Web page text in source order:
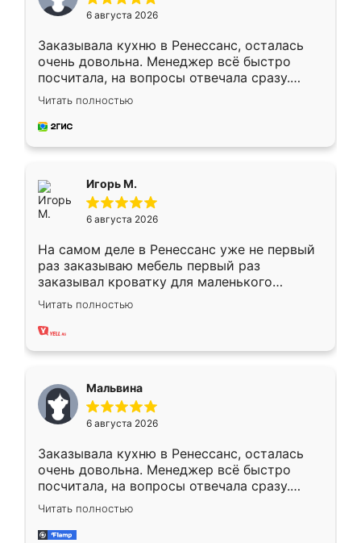
6 августа 2026
Заказывала кухню в Ренессанс, осталась
очень довольна. Менеджер всё быстро
посчитала, на вопросы отвечала сразу.
Замерщик приехал в субботу, подошёл к
делу со всей ответственностью. Собрали
за день, ребята работали аккуратно, даже
Читать полностью
Игорь М.
6 августа 2026
На самом деле в Ренессанс уже не первый
раз заказываю мебель первый раз
заказывал кроватку для маленького
ребёнка при его рождении ,во второй раз
заказал шкаф-купе. По качеству очень
хорошее сборка достаточно быстрая,
меньше, здесь же он более разнообразный.
Мне нравится ,если что-то потребуется из
мебели буду заказывать только здесь.
Читать полностью
Мальвина
6 августа 2026
Заказывала кухню в Ренессанс, осталась
очень довольна. Менеджер всё быстро
посчитала, на вопросы отвечала сразу.
Замерщик приехал в субботу, подошёл к
делу со всей ответственностью. Собрали
за день, ребята работали аккуратно, даже
Читать полностью